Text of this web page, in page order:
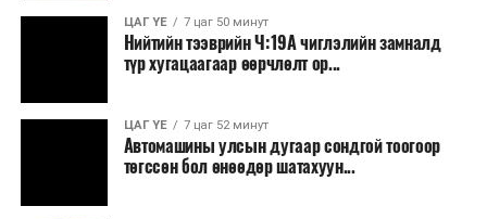
ЦАГ ҮЕ 7 цаг 50 минут
Нийтийн тээврийн Ч:19А чиглэлийн замналд
түр хугацаагаар өөрчлөлт ор...
ЦАГ ҮЕ 7 цаг 52 минут
Автомашины улсын дугаар сондгой тоогоор
төгссөн бол өнөөдөр шатахуун...